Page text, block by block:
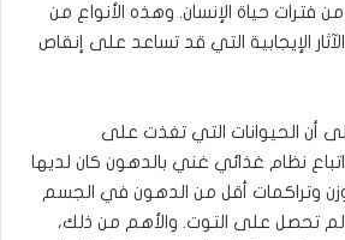
حياة الإنسان. وهذه الأنواع من
الإيجابية التي قد تساعد على إنقاص
أن الحيوانات التي تغذت على
نظام غذائي غني بالدهون كان لديها
وتراكمات أقل من الدهون في الجسم
لم تحصل على التوت. والأهم من ذلك،